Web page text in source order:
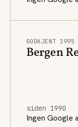
GODKJENT 1995
Bergen
siden 1990
Ingen Google